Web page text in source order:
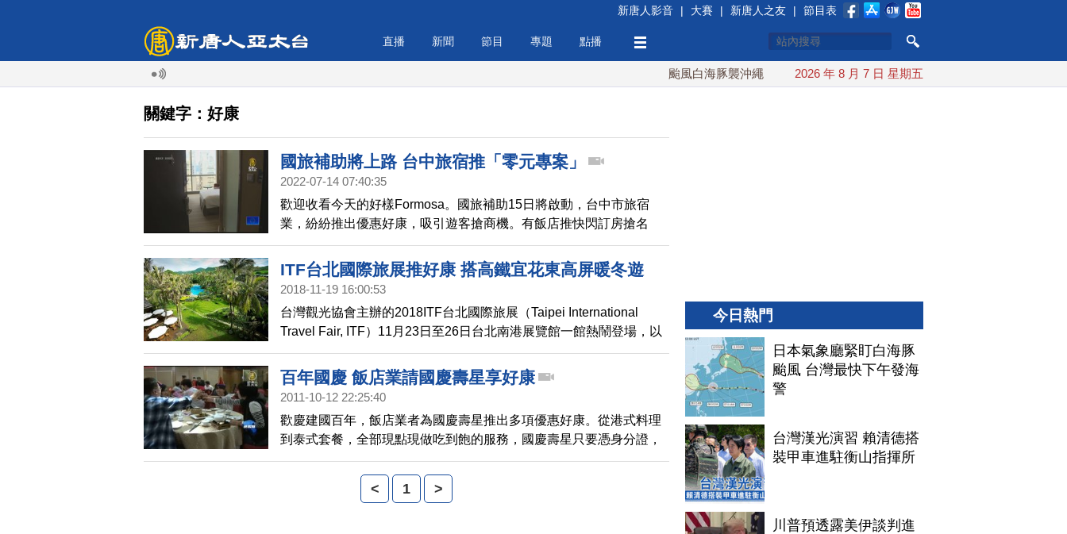
新唐人影音 | 大賽 | 新唐人之友 | 節目表
直播 新聞 節目 專題 點播
颱風白海豚襲沖繩 週末最近台灣 10日登陸浙江
2026 年 8 月 7 日 星期五
關鍵字：好康
國旅補助將上路 台中旅宿推「零元專案」
2022-07-14 07:40:35
歡迎收看今天的好樣Formosa。國旅補助15日將啟動，台中市旅宿
業，紛紛推出優惠好康，吸引遊客搶商機。有飯店推快閃訂房搶名
額，旅客使用1300元國旅補助，就能在平日以「零元」入住雙人房！
還有旅店集團，加碼「住一晚送一晚」，方便旅客全台灣玩透透。
ITF台北國際旅展推好康 搭高鐵宜花東高屏暖冬遊
2018-11-19 16:00:53
台灣觀光協會主辦的2018ITF台北國際旅展（Taipei International
Travel Fair, ITF）11月23日至26日台北南港展覽館一館熱鬧登場，以
「旅遊嘉年華做」為活動主題，為提供民眾舒適寬敞的展覽空間，打
造兼具知性與多元豐富內容的展覽為目標
百年國慶 飯店業請國慶壽星享好康
2011-10-12 22:25:40
歡慶建國百年，飯店業者為國慶壽星推出多項優惠好康。從港式料理
到泰式套餐，全部現點現做吃到飽的服務，國慶壽星只要憑身分證，
就能享有特別優惠！
< 1 >
今日熱門
日本氣象廳緊盯白海豚
颱風 台灣最快下午發海
警
台灣漢光演習 賴清德搭
裝甲車進駐衡山指揮所
川普預透露美伊談判進